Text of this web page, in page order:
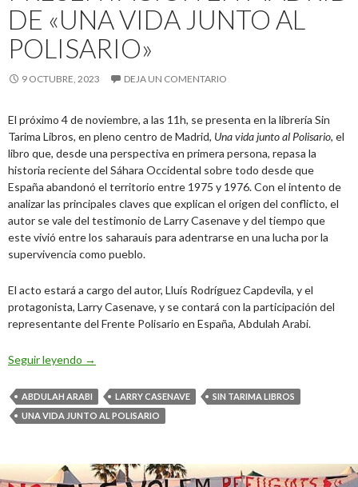
DE «UNA VIDA JUNTO AL
POLISARIO»
9 OCTUBRE, 2023 DEJA UN COMENTARIO
El próximo 4 de noviembre, a las 11h, se presenta en la librería Sin
Tarima Libros, en pleno centro de Madrid, Una vida junto al Polisario, el
libro que, desde una perspectiva en primera persona, repasa la
historia reciente del Sáhara Occidental sobre todo desde que
España abandonó el territorio entre 1975 y 1976. Con el intento de
analizar las principales claves que explican el origen del conflicto, el
autor se vale del testimonio de Larry Casenave y del tiempo que
este vivió entre los saharauis para adentrarse en una lucha por la
supervivencia como pueblo.
El acto estará a cargo del autor, Lluís Rodríguez Capdevila, y el
protagonista, Larry Casenave, y se contará con la participación del
representante del Frente Polisario en España, Abdulah Arabi.
Seguir leyendo Presentación en Madrid de «Una vida junto al Polisario»
→
ABDULAH ARABI LARRY CASENAVE
SIN TARIMA LIBROS
UNA VIDA JUNTO AL POLISARIO